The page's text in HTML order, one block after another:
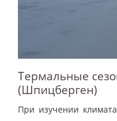
Термальные
(Шпицберген)
При изучении